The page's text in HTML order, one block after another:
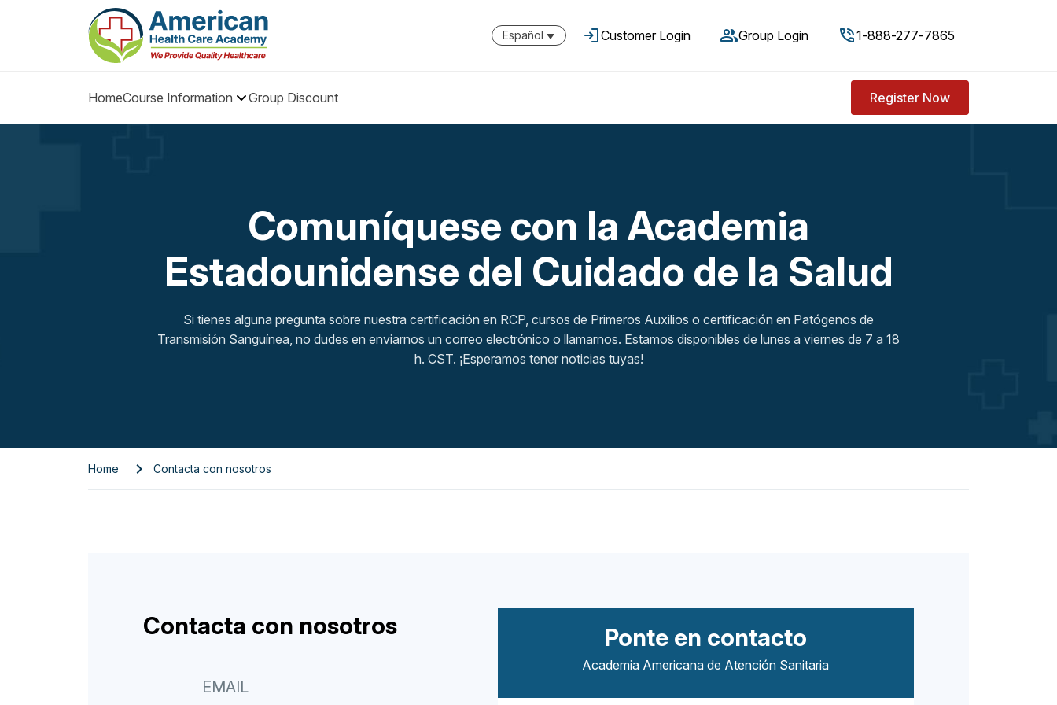
Español Customer Login Group Login 1-888-277-7865
HomeCourse Information Group Discount Register Now
Comuníquese con la Academia
Estadounidense del Cuidado de la Salud
Si tienes alguna pregunta sobre nuestra certificación en RCP, cursos de Primeros Auxilios o certificación en Patógenos de
Transmisión Sanguínea, no dudes en enviarnos un correo electrónico o llamarnos. Estamos disponibles de lunes a viernes de 7 a 18
h. CST. ¡Esperamos tener noticias tuyas!
Home Contacta con nosotros
Contacta con nosotros
EMAIL
Ponte en contacto
Academia Americana de Atención Sanitaria